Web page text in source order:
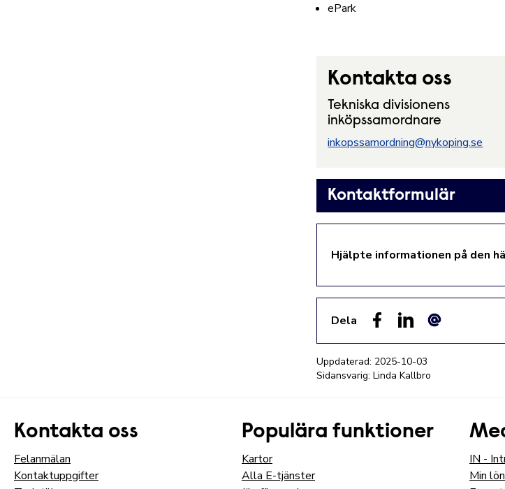
ePark
Kontakta oss
Tekniska divisionens
inköpssamordnare
inkopssamordning@nykoping.se
Kontaktformulär
Hjälpte informationen på den
Dela
Uppdaterad: 2025-10-03
Sidansvarig: Linda Kallbro
Kontakta oss
Felanmälan
Kontaktuppgifter
Populära funktioner
Kartor
Alla E-tjänster
IN -
Min lön